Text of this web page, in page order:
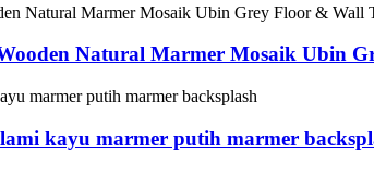
Natural Marmer Mosaik Ubin
kayu marmer putih marmer